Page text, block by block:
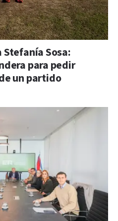
Sosa:
para pedir
un partido